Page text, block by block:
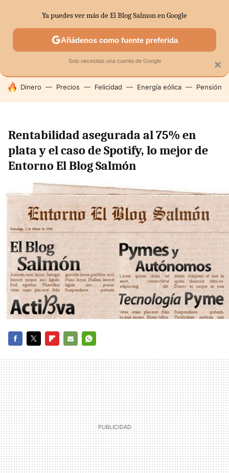
SECTORES ECONOMÍA DOMÉSTICA MERCADOS
HOY SE HABLA DE
Dinero Precios Felicidad Energía eólica Pensión
Rentabilidad asegurada al 75% en
plata y el caso de Spotify, lo mejor de
Entorno El Blog Salmón
MAIL
×
Ya puedes ver más de El Blog Salmon en Google
Añádenos como fuente preferida
Solo necesitas una cuenta de Google